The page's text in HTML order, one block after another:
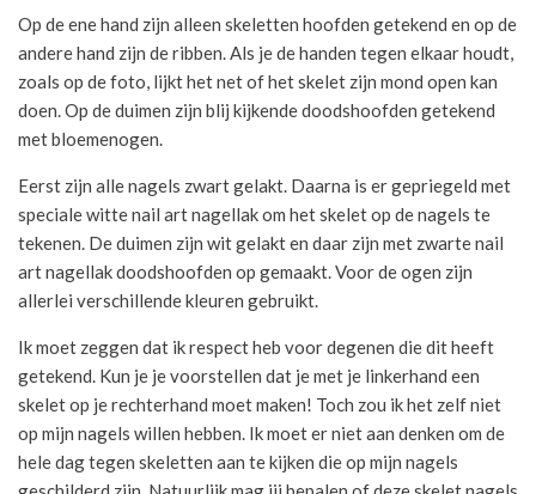
Op de ene hand zijn alleen skeletten hoofden getekend en op de
andere hand zijn de ribben. Als je de handen tegen elkaar houdt,
zoals op de foto, lijkt het net of het skelet zijn mond open kan
doen. Op de duimen zijn blij kijkende doodshoofden getekend
met bloemenogen.
Eerst zijn alle nagels zwart gelakt. Daarna is er gepriegeld met
speciale witte nail art nagellak om het skelet op de nagels te
tekenen. De duimen zijn wit gelakt en daar zijn met zwarte nail
art nagellak doodshoofden op gemaakt. Voor de ogen zijn
allerlei verschillende kleuren gebruikt.
Ik moet zeggen dat ik respect heb voor degenen die dit heeft
getekend. Kun je je voorstellen dat je met je linkerhand een
skelet op je rechterhand moet maken! Toch zou ik het zelf niet
op mijn nagels willen hebben. Ik moet er niet aan denken om de
hele dag tegen skeletten aan te kijken die op mijn nagels